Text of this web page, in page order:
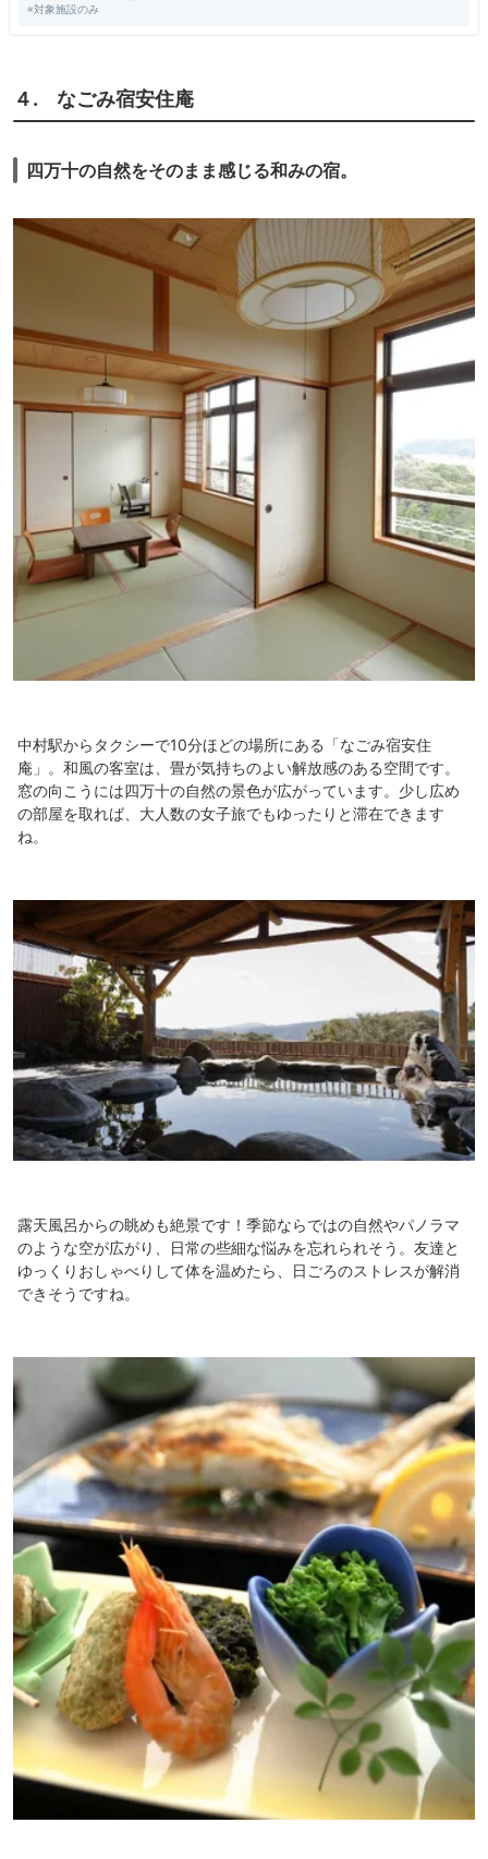
※対象施設のみ
４. なごみ宿安住庵
四万十の自然をそのまま感じる和みの宿。
中村駅からタクシーで10分ほどの場所にある「なごみ宿安住
庵」。和風の客室は、畳が気持ちのよい解放感のある空間です。
窓の向こうには四万十の自然の景色が広がっています。少し広め
の部屋を取れば、大人数の女子旅でもゆったりと滞在できます
ね。
露天風呂からの眺めも絶景です！季節ならではの自然やパノラマ
のような空が広がり、日常の些細な悩みを忘れられそう。友達と
ゆっくりおしゃべりして体を温めたら、日ごろのストレスが解消
できそうですね。